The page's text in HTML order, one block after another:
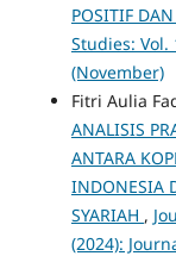
POSITIF
Studies: Vol.
(November)
Fitri Aulia
ANALISIS
ANTARA
INDONESIA
SYARIAH ,
(2024):